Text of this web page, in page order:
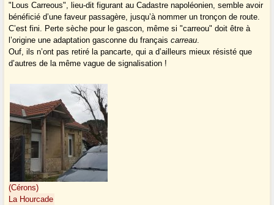
"Lous Carreous", lieu-dit figurant au Cadastre napoléonien, semble avoir
bénéficié d’une faveur passagère, jusqu’à nommer un tronçon de route.
C’est fini. Perte sèche pour le gascon, même si "carreou" doit être à
l’origine une adaptation gasconne du françaiscarreau.
Ouf, ils n’ont pas retiré la pancarte, qui a d’ailleurs mieux résisté que
d’autres de la même vague de signalisation !
(Cérons)
La Hourcade